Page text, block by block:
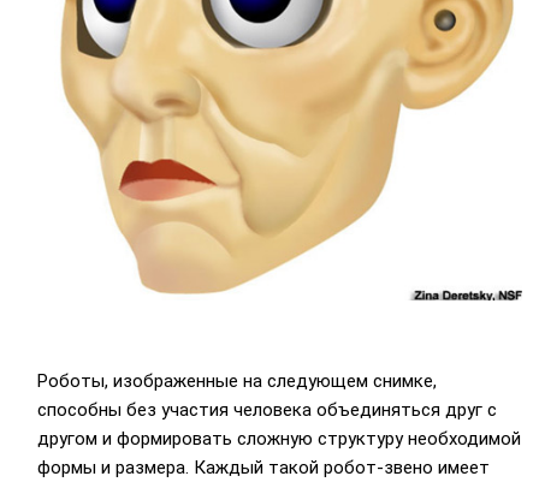
Роботы, изображенные на следующем снимке,
способны без участия человека объединяться друг с
другом и формировать сложную структуру необходимой
формы и размера. Каждый такой робот-звено имеет